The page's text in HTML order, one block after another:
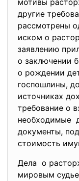
мотивы
другие
рассмотрены
иском о
заявлению
о заключении
о рождении
госпошлины,
источниках
требование о
необходимые
документы,
стоимость
Дела о
мировым